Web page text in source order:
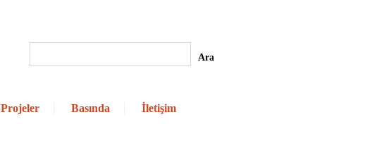
Projeler Basında İletişim